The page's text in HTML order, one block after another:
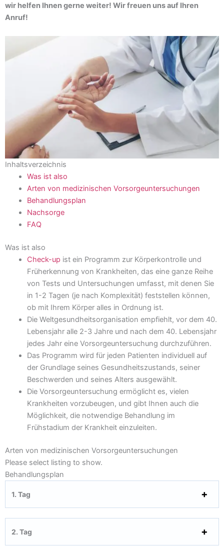
wir helfen Ihnen gerne weiter! Wir freuen uns auf Ihren
Anruf!
Inhaltsverzeichnis
Was ist also
Arten von medizinischen Vorsorgeuntersuchungen
Behandlungsplan
Nachsorge
FAQ
Was ist also
Check-up ist ein Programm zur Körperkontrolle und
Früherkennung von Krankheiten, das eine ganze Reihe
von Tests und Untersuchungen umfasst, mit denen Sie
in 1-2 Tagen (je nach Komplexität) feststellen können,
ob mit Ihrem Körper alles in Ordnung ist.
Die Weltgesundheitsorganisation empfiehlt, vor dem 40.
Lebensjahr alle 2-3 Jahre und nach dem 40. Lebensjahr
jedes Jahr eine Vorsorgeuntersuchung durchzuführen.
Das Programm wird für jeden Patienten individuell auf
der Grundlage seines Gesundheitszustands, seiner
Beschwerden und seines Alters ausgewählt.
Die Vorsorgeuntersuchung ermöglicht es, vielen
Krankheiten vorzubeugen, und gibt Ihnen auch die
Möglichkeit, die notwendige Behandlung im
Frühstadium der Krankheit einzuleiten.
Arten von medizinischen Vorsorgeuntersuchungen
Please select listing to show.
Behandlungsplan
1. Tag
2. Tag